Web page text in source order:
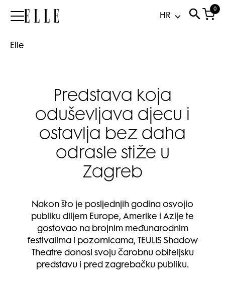
Elle
0
Elle
Predstava koja
oduševljava djecu i
ostavlja bez daha
odrasle stiže u
Zagreb
Nakon što je posljednjih godina osvojio
publiku diljem Europe, Amerike i Azije te
gostovao na brojnim međunarodnim
festivalima i pozornicama, TEULIS Shadow
Theatre donosi svoju čarobnu obiteljsku
predstavu i pred zagrebačku publiku.